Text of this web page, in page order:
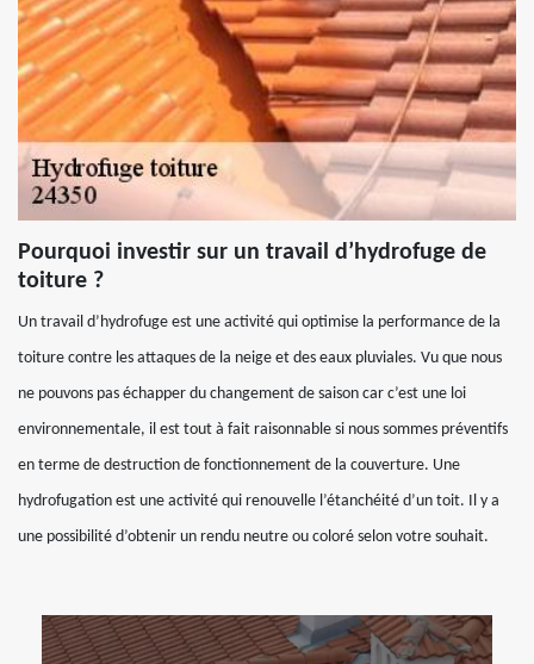
Pourquoi investir sur un travail d’hydrofuge de
toiture ?
Un travail d’hydrofuge est une activité qui optimise la performance de la
toiture contre les attaques de la neige et des eaux pluviales. Vu que nous
ne pouvons pas échapper du changement de saison car c’est une loi
environnementale, il est tout à fait raisonnable si nous sommes préventifs
en terme de destruction de fonctionnement de la couverture. Une
hydrofugation est une activité qui renouvelle l’étanchéité d’un toit. Il y a
une possibilité d’obtenir un rendu neutre ou coloré selon votre souhait.